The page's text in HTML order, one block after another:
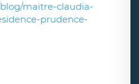
maitre-claudia-
prudence-